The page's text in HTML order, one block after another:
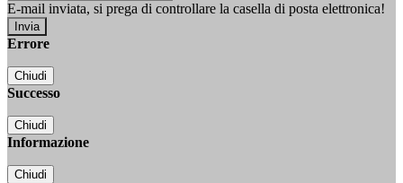
E-mail inviata, si prega di controllare la casella di posta elettronica!
Errore
Chiudi
Successo
Chiudi
Informazione
Chiudi